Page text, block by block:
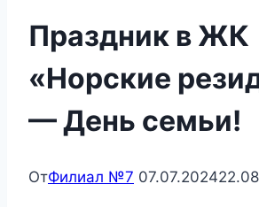
Праздник в ЖК
«Норские
— День семьи!
ОтФилиал №7 07.07.2024